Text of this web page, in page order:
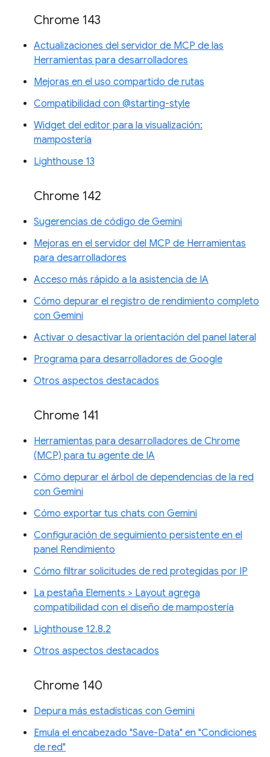
Chrome 143
Actualizaciones del servidor de MCP de las
Herramientas para desarrolladores
Mejoras en el uso compartido de rutas
Compatibilidad con @starting-style
Widget del editor para la visualización:
mampostería
Lighthouse 13
Chrome 142
Sugerencias de código de Gemini
Mejoras en el servidor del MCP de Herramientas
para desarrolladores
Acceso más rápido a la asistencia de IA
Cómo depurar el registro de rendimiento completo
con Gemini
Activar o desactivar la orientación del panel lateral
Programa para desarrolladores de Google
Otros aspectos destacados
Chrome 141
Herramientas para desarrolladores de Chrome
(MCP) para tu agente de IA
Cómo depurar el árbol de dependencias de la red
con Gemini
Cómo exportar tus chats con Gemini
Configuración de seguimiento persistente en el
panel Rendimiento
Cómo filtrar solicitudes de red protegidas por IP
La pestaña Elements > Layout agrega
compatibilidad con el diseño de mampostería
Lighthouse 12.8.2
Otros aspectos destacados
Chrome 140
Depura más estadísticas con Gemini
Emula el encabezado "Save-Data" en "Condiciones
de red"